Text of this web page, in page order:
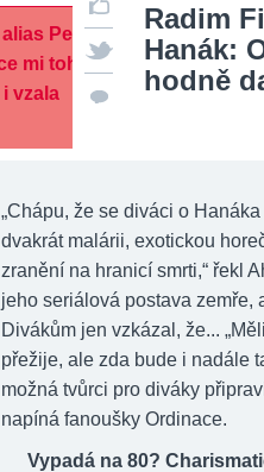
Radim
Hanák:
hodně
„Chápu, že se diváci o
dvakrát malárii, exotickou
zranění na hranicí smrti,“ řekl
jeho seriálová postava zemře,
Divákům jen vzkázal, že...
přežije, ale zda bude i nadále
možná tvůrci pro diváky
napíná fanoušky Ordinace.
Vypadá na 80?